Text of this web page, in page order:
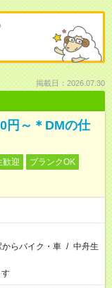
掲載日：2026.07.30
円～＊DMの仕
歓迎
ブランクOK
からバイク・車 / 中舟生